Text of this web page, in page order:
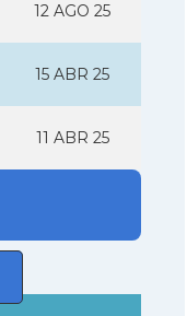
12 AGO 25
15 ABR 25
11 ABR 25